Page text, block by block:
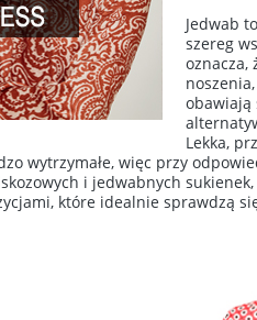
Jedwab
szereg
oznacza,
obawiają
Lekka,
wytrzymałe, więc przy
i jedwabnych
które idealnie sprawdzą